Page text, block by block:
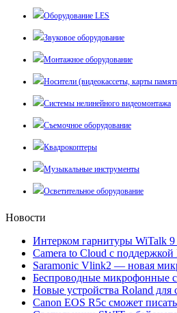
Оборудование LES
Звуковое оборудование
Монтажное оборудование
Носители (видеокассеты, карты
Системы нелинейного видеомонтажа
Съемочное оборудование
Квадрокоптеры
Музыкальные инструменты
Осветительное оборудование
Новости
Интерком гарнитуры WiTalk
Camera to Cloud с поддержкой
Saramonic Vlink2 — новая
Беспроводные микрофонные
Новые устройства Roland для
Canon EOS R5c сможет